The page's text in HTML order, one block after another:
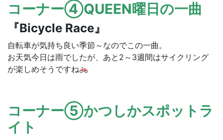
コーナー④QUEEN曜日の一曲
『Bicycle Race』
自転車が気持ち良い季節～なのでこの一曲。
お天気今日は雨でしたが、あと2～3週間はサイクリング
が楽しめそうですね
コーナー⑤かつしかスポットラ
イト